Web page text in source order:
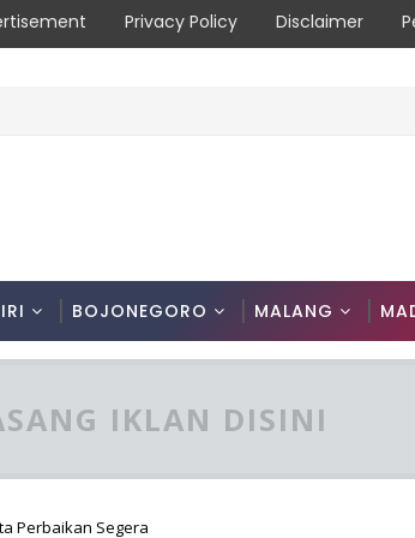
Privacy Policy Disclaimer
BOJONEGORO MALANG
IKLAN DISINI
Perbaikan Segera